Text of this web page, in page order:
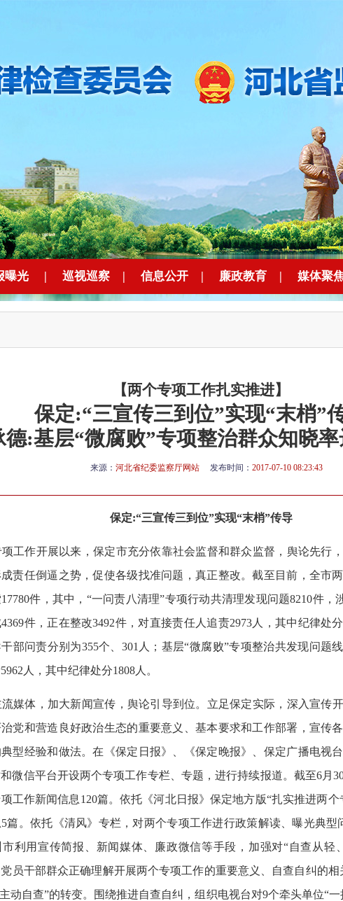
曝光 | 巡视巡察 | 信息公开 | 廉政教育 | 媒体聚
【两个专项工作扎实推进】
保定:“三宣传三到位”实现“末梢”
德:基层“微腐败”专项整治群众知晓率
来源： 河北省纪委监察厅网站 发布时间： 2017-07-10 08:23:43
保定:“三宣传三到位”实现“末梢”传导
工作开展以来，保定市充分依靠社会监督和群众监督，舆论先行
责任倒逼之势，促使各级找准问题，真正整改。截至目前，全市
件，其中，“一问责八清理”专项行动共清理发现问题8210件，
件，正在整改3492件，对直接责任人追责2973人，其中纪律处
部问责分别为355个、301人；基层“微腐败”专项整治共发现问题
人，其中纪律处分1808人。
媒体，加大新闻宣传，舆论引导到位。立足保定实际，深入宣传
党和营造良好政治生态的重要意义、基本要求和工作部署，宣传
型经验和做法。在《保定日报》、《保定晚报》、保定广播电视
微信平台开设两个专项工作专栏、专题，进行持续报道。截至6月
工作新闻信息120篇。依托《河北日报》保定地方版“扎实推进两
篇。依托《清风》专栏，对两个专项工作进行政策解读、曝光典型
利用宣传简报、新闻媒体、廉政微信等手段，加强对“自查从轻
员干部群众正确理解开展两个专项工作的重要意义、自查自纠的相
动自查”的转变。围绕推进自查自纠，组织电视台对9个牵头单位“一